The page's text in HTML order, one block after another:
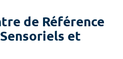
de Référence
et